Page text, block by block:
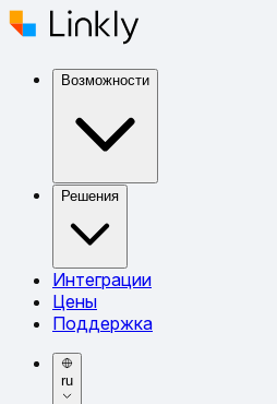
Возможности
Решения
Интеграции
Цены
Поддержка
ru